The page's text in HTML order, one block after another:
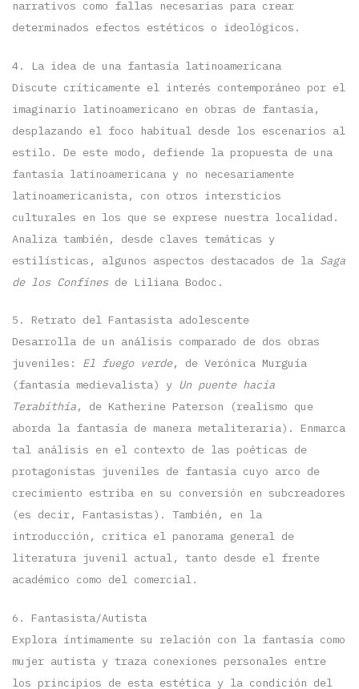
narrativos como fallas necesarias para crear
determinados efectos estéticos o ideológicos.
4. La idea de una fantasía latinoamericana
Discute críticamente el interés contemporáneo por el
imaginario latinoamericano en obras de fantasía,
desplazando el foco habitual desde los escenarios al
estilo. De este modo, defiende la propuesta de una
fantasía latinoamericana y no necesariamente
latinoamericanista, con otros intersticios
culturales en los que se exprese nuestra localidad.
Analiza también, desde claves temáticas y
estilísticas, algunos aspectos destacados de la Saga
de los Confines de Liliana Bodoc.
5. Retrato del Fantasista adolescente
Desarrolla de un análisis comparado de dos obras
juveniles: El fuego verde, de Verónica Murguía
(fantasía medievalista) y Un puente hacia
Terabithia, de Katherine Paterson (realismo que
aborda la fantasía de manera metaliteraria). Enmarca
tal análisis en el contexto de las poéticas de
protagonistas juveniles de fantasía cuyo arco de
crecimiento estriba en su conversión en subcreadores
(es decir, Fantasistas). También, en la
introducción, critica el panorama general de
literatura juvenil actual, tanto desde el frente
académico como del comercial.
6. Fantasista/Autista
Explora íntimamente su relación con la fantasía como
mujer autista y traza conexiones personales entre
los principios de esta estética y la condición del